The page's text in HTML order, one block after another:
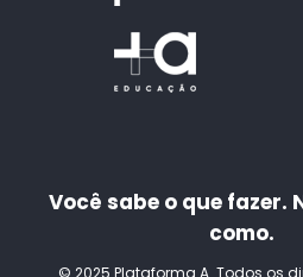
Você sabe o que fazer.
como.
© 2025 Plataforma A. Todos os